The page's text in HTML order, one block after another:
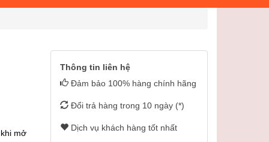
mở
Thông tin liên hệ
Đảm bảo 100% hàng chính hãng
Đổi trả hàng trong 10 ngày (*)
Dịch vụ khách hàng tốt nhất